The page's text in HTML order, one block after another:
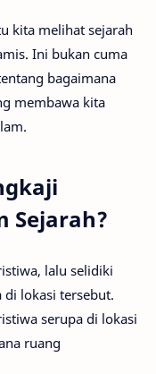
kita melihat sejarah
Ini bukan cuma
bagaimana
membawa kita
Sejarah?
lalu selidiki
di lokasi tersebut.
serupa di lokasi
ruang